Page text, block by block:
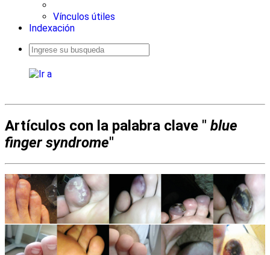
Vínculos útiles
Indexación
Artículos con la palabra clave " blue
finger syndrome"